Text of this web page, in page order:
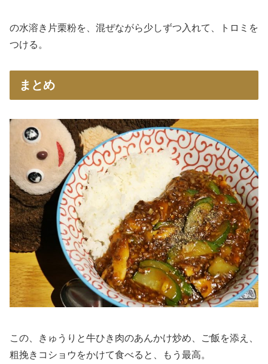
の水溶き片栗粉を、混ぜながら少しずつ入れて、トロミを
つける。
まとめ
この、きゅうりと牛ひき肉のあんかけ炒め、ご飯を添え、
粗挽きコショウをかけて食べると、もう最高。